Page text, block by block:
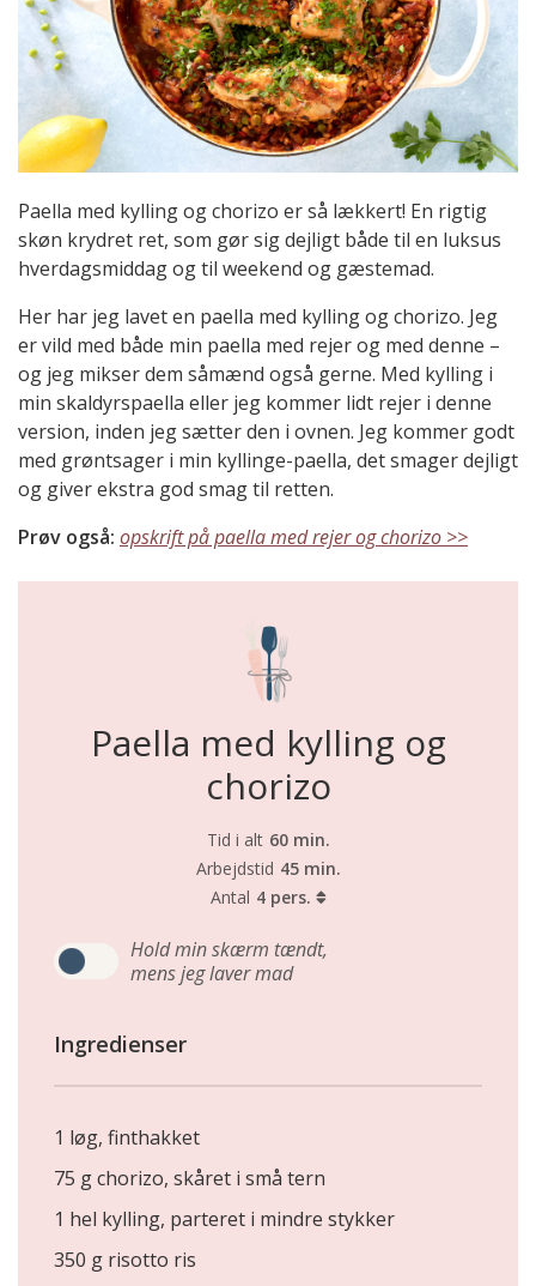
Paella med kylling og chorizo er så lækkert! En rigtig
skøn krydret ret, som gør sig dejligt både til en luksus
hverdagsmiddag og til weekend og gæstemad.
Her har jeg lavet en paella med kylling og chorizo. Jeg
er vild med både min paella med rejer og med denne –
og jeg mikser dem såmænd også gerne. Med kylling i
min skaldyrspaella eller jeg kommer lidt rejer i denne
version, inden jeg sætter den i ovnen. Jeg kommer godt
med grøntsager i min kyllinge-paella, det smager dejligt
og giver ekstra god smag til retten.
Prøv også: opskrift på paella med rejer og chorizo >>
Paella med kylling og
chorizo
Tid i alt 60 min.
Arbejdstid 45 min.
Antal 4 pers.
Hold min skærm tændt,
mens jeg laver mad
Ingredienser
1 løg, finthakket
75 g chorizo, skåret i små tern
1 hel kylling, parteret i mindre stykker
350 g risotto ris